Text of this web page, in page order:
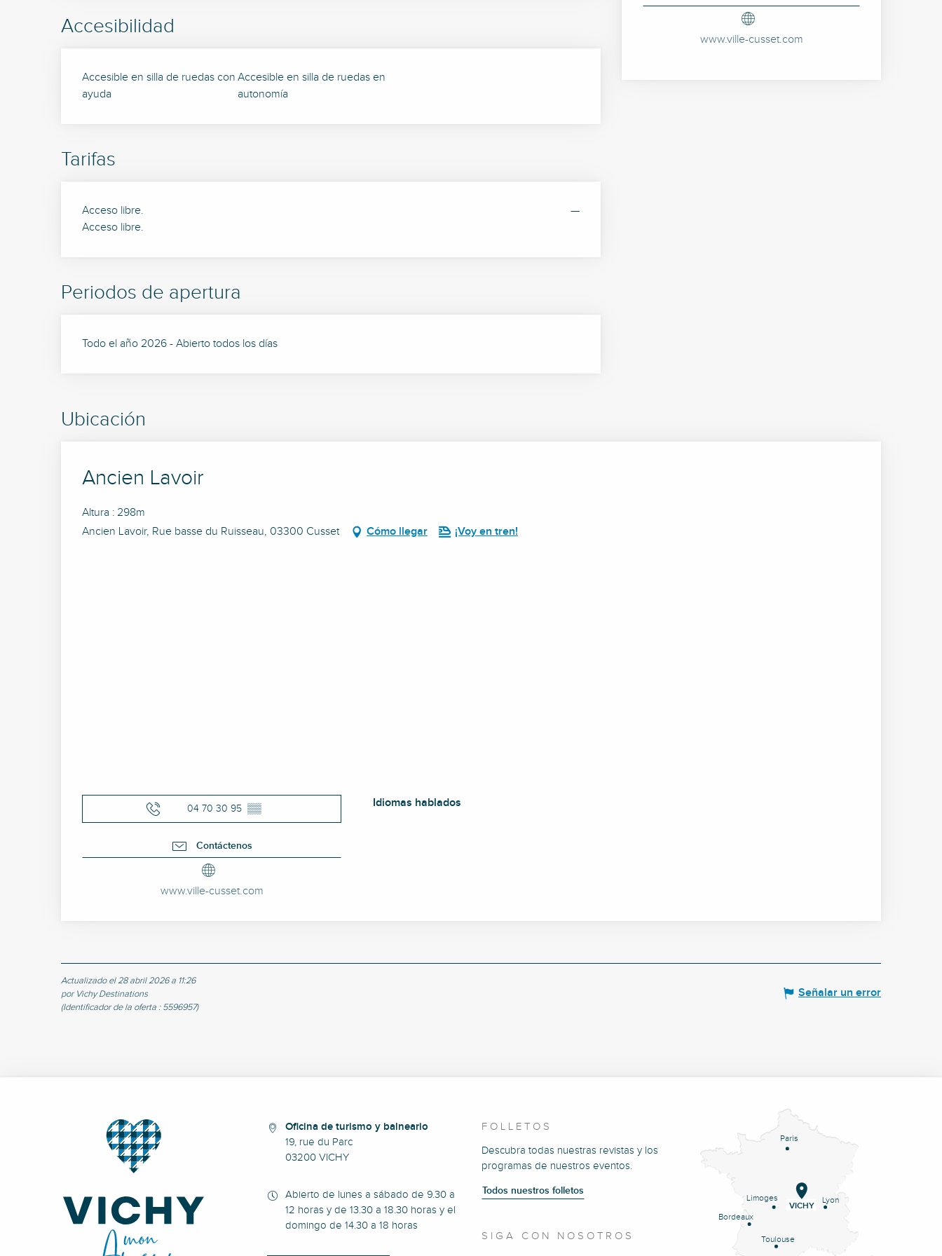
www.ville-cusset.com
Accesibilidad
Accesible en silla de ruedas con
ayuda
Accesible en silla de ruedas en
autonomía
Tarifas
Acceso libre.
—
Acceso libre.
Periodos de apertura
Todo el año 2026 - Abierto todos los días
Ubicación
Ancien Lavoir
Altura : 298m
Ancien Lavoir, Rue basse du Ruisseau, 03300 Cusset
Cómo llegar ¡Voy en tren!
04 70 30 95 ▒▒
Contáctenos
www.ville-cusset.com
Idiomas hablados
Idiomas hablados
Actualizado el 28 abril 2026 a 11:26
por Vichy Destinations
(Identificador de la oferta : 5596957)
Señalar un error
Oficina de turismo y balneario
19, rue du Parc
03200 VICHY
Abierto de lunes a sábado de 9.30 a
12 horas y de 13.30 a 18.30 horas y el
domingo de 14.30 a 18 horas
FOLLETOS
Descubra todas nuestras revistas y los
programas de nuestros eventos.
Todos nuestros folletos
SIGA CON NOSOTROS
Paris
Lyon
Limoges
Bordeaux
Toulouse
VICHY